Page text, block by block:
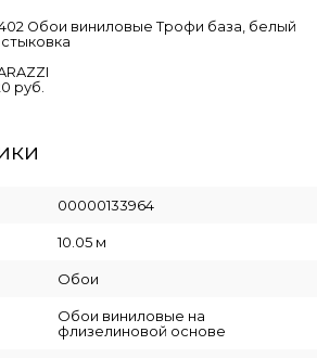
Обои виниловые Трофи база, белый
стыковка
руб.
00000133964
10.05 м
Обои
Обои виниловые на
флизелиновой основе